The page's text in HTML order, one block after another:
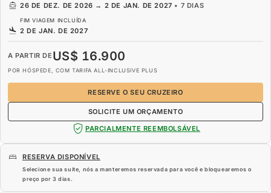
26 DE DEZ. DE 2026 → 2 DE JAN. DE 2027 • 7 DIAS
FIM VIAGEM INCLUÍDA
2 DE JAN. DE 2027
A PARTIR DE US$ 16.900
POR HÓSPEDE, COM TARIFA ALL-INCLUSIVE PLUS
RESERVE O SEU CRUZEIRO
SOLICITE UM ORÇAMENTO
PARCIALMENTE REEMBOLSÁVEL
RESERVA DISPONÍVEL
Selecione sua suíte, nós a manteremos reservada para você e bloquearemos o
preço por 3 dias.